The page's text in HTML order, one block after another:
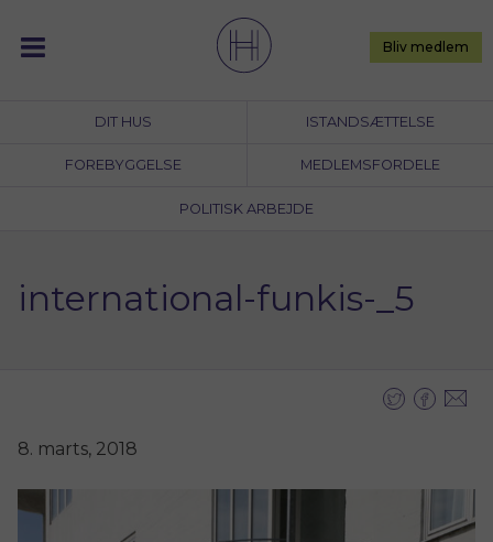
content
DIT HUS ISTANDSÆTTELSE
FOREBYGGELSE MEDLEMSFORDELE
POLITISK ARBEJDE
Bliv medlem
international-funkis-_5
8. marts, 2018